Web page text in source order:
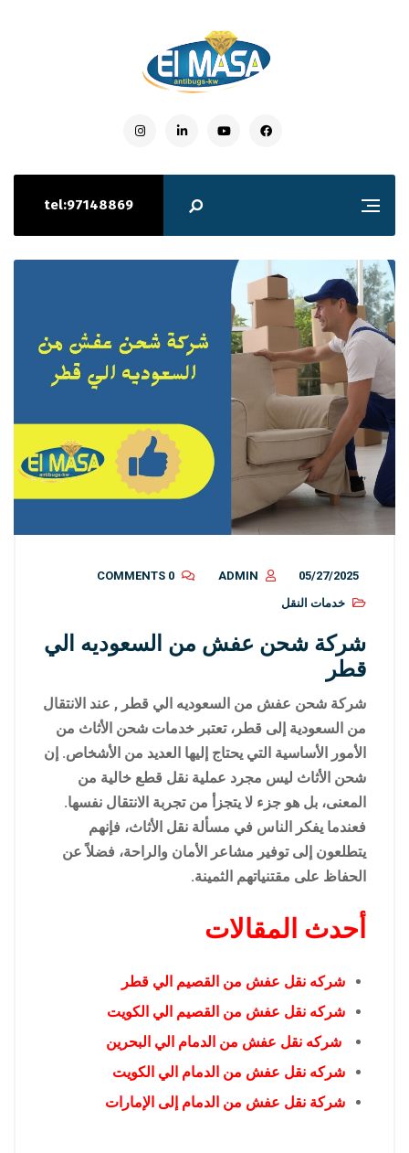
tel:97148869
05/27/2025
ADMIN
0 COMMENTS
خدمات النقل
شركة شحن عفش من السعوديه الي
قطر
شركة شحن عفش من السعوديه الي قطر , عند الانتقال
من السعودية إلى قطر، تعتبر خدمات شحن الأثاث من
الأمور الأساسية التي يحتاج إليها العديد من الأشخاص. إن
شحن الأثاث ليس مجرد عملية نقل قطع خالية من
المعنى، بل هو جزء لا يتجزأ من تجربة الانتقال نفسها.
فعندما يفكر الناس في مسألة نقل الأثاث، فإنهم
يتطلعون إلى توفير مشاعر الأمان والراحة، فضلاً عن
الحفاظ على مقتنياتهم الثمينة.
أحدث المقالات
شركه نقل عفش من القصيم الي قطر
شركه نقل عفش من القصيم الي الكويت
شركه نقل عفش من الدمام الي البحرين
شركه نقل عفش من الدمام الي الكويت
شركة نقل عفش من الدمام إلى الإمارات